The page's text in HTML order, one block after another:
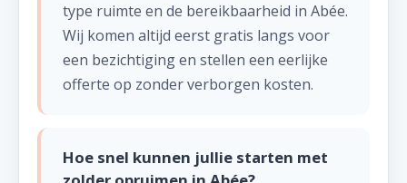
type ruimte en de bereikbaarheid in Abée.
Wij komen altijd eerst gratis langs voor
een bezichtiging en stellen een eerlijke
offerte op zonder verborgen kosten.
Hoe snel kunnen jullie starten met